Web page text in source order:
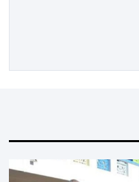
للتخطيط، حول سوق
غيرت منهجيتها في
من البحوث فيما […]